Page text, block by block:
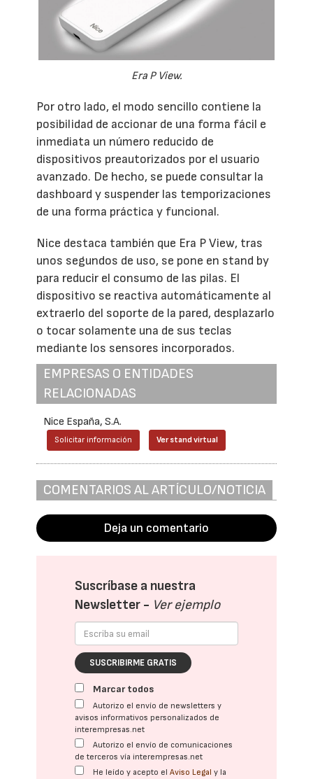
Era P View.
Por otro lado, el modo sencillo contiene la
posibilidad de accionar de una forma fácil e
inmediata un número reducido de
dispositivos preautorizados por el usuario
avanzado. De hecho, se puede consultar la
dashboard y suspender las temporizaciones
de una forma práctica y funcional.
Nice destaca también que Era P View, tras
unos segundos de uso, se pone en stand by
para reducir el consumo de las pilas. El
dispositivo se reactiva automáticamente al
extraerlo del soporte de la pared, desplazarlo
o tocar solamente una de sus teclas
mediante los sensores incorporados.
EMPRESAS O ENTIDADES
RELACIONADAS
Nice España, S.A.
Solicitar información Ver stand virtual
COMENTARIOS AL ARTÍCULO/NOTICIA
Deja un comentario
Suscríbase a nuestra
Newsletter - Ver ejemplo
SUSCRIBIRME GRATIS
Marcar todos
Autorizo el envío de newsletters y
avisos informativos personalizados de
interempresas.net
Autorizo el envío de comunicaciones
de terceros vía interempresas.net
He leído y acepto elAviso Legal y la